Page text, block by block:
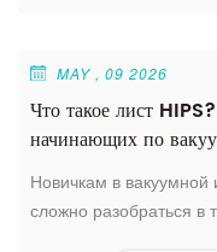
MAY , 09 2026
Что такое лист
начинающих по
Новичкам в
сложно разобраться в